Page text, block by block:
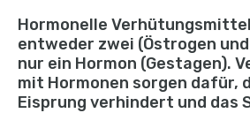
Hormonelle
entweder zwei (Östrogen
nur ein Hormon (Gestagen).
mit Hormonen sorgen dafür,
Eisprung verhindert und das